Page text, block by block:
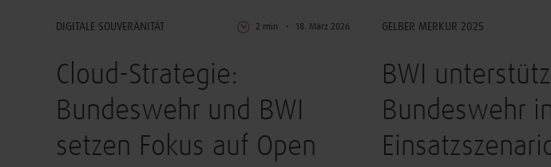
DIGITALE SOUVERÄNITÄT 2 min 18. März 2026
Cloud-Strategie:
Bundeswehr und BWI
setzen Fokus auf Open
GELBER MERKUR 2025
BWI
Bundeswehr